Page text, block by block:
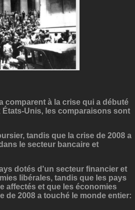
comparent à la crise qui a débuté
Unis, les comparaisons sont
tandis que la crise de 2008 a
le secteur bancaire et
dotés d'un secteur financier et
libérales, tandis que les pays
affectés et que les économies
de 2008 a touché le monde entier: